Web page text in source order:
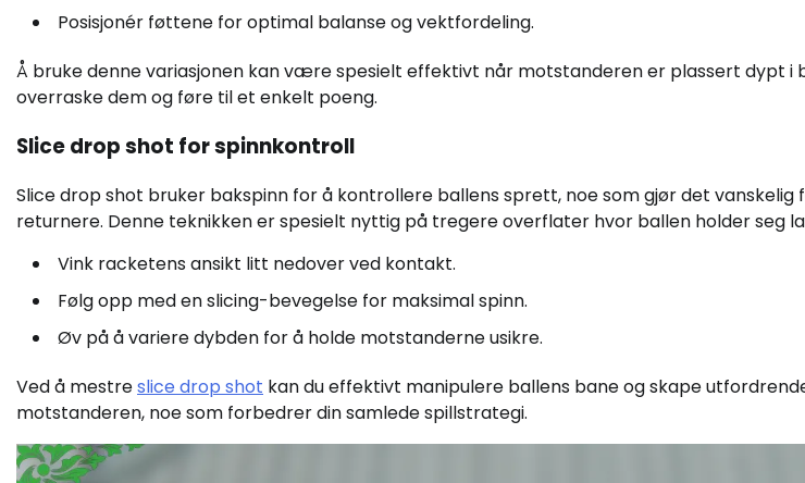
Posisjonér føttene for optimal balanse og vektfordeling.
Å bruke denne variasjonen kan være spesielt effektivt når motstanderen er plassert dypt i
overraske dem og føre til et enkelt poeng.
Slice drop shot for spinnkontroll
Slice drop shot bruker bakspinn for å kontrollere ballens sprett, noe som gjør det
returnere. Denne teknikken er spesielt nyttig på tregere overflater hvor ballen holder seg
Vink racketens ansikt litt nedover ved kontakt.
Følg opp med en slicing-bevegelse for maksimal spinn.
Øv på å variere dybden for å holde motstanderne usikre.
Ved å mestreslice drop shot kan du effektivt manipulere ballens bane og skape
motstanderen, noe som forbedrer din samlede spillstrategi.